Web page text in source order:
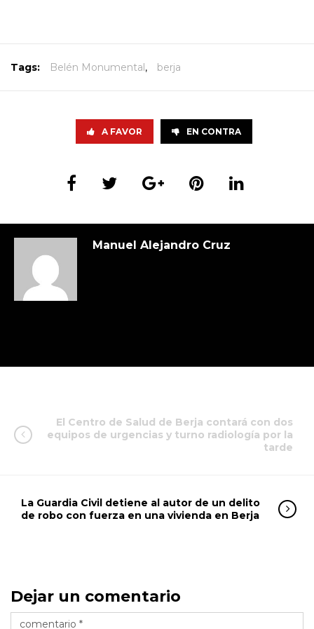
Tags: Belén Monumental, berja
A FAVOR EN CONTRA
Manuel Alejandro Cruz
El Centro de Salud de Berja contará con dos
equipos de urgencias y turno radiología por la
tarde
La Guardia Civil detiene al autor de un delito
de robo con fuerza en una vivienda en Berja
Dejar un comentario